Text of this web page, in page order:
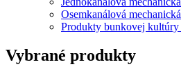
Osemkanálová
Produkty bunkovej kultúry
Vybrané produkty